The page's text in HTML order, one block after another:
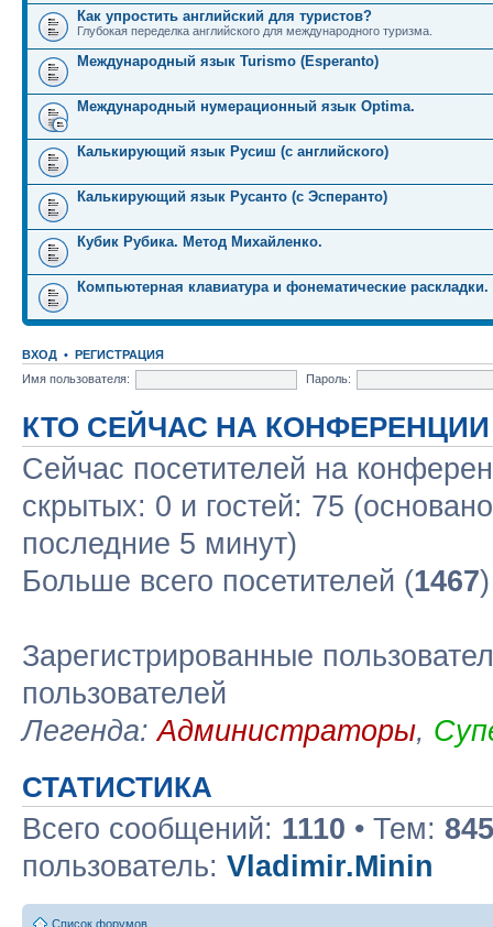
Как упростить английский для туристов?
Глубокая переделка английского для международного туризма.
Международный язык Turismo (Esperanto)
Международный нумерационный язык Optima.
Калькирующий язык Русиш (с английского)
Калькирующий язык Русанто (с Эсперанто)
Кубик Рубика. Метод Михайленко.
Компьютерная клавиатура и фонематические раскладки.
ВХОД • РЕГИСТРАЦИЯ
Имя пользователя:
Пароль:
КТО СЕЙЧАС НА КОНФЕРЕНЦИИ
Сейчас посетителей на
скрытых: 0 и гостей: 75
последние 5 минут)
Больше всего посетителей (1467
Зарегистрированные
пользователей
Легенда:Администраторы,
СТАТИСТИКА
Всего сообщений: 1110 • Тем: 845
пользователь: Vladimir.Minin
Список форумов